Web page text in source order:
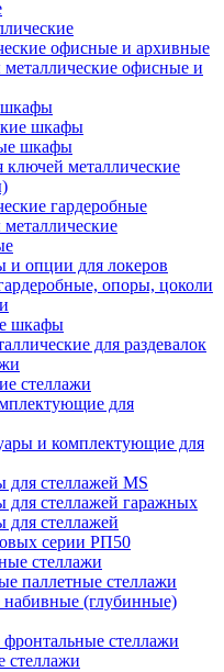
офисные и архивные
офисные и
шкафы
шкафы
металлические
гардеробные
и опции для локеров
опоры, цоколи
шкафы
для раздевалок
стеллажи
для
и комплектующие для
для стеллажей MS
для стеллажей гаражных
для стеллажей
серии РП50
стеллажи
паллетные стеллажи
(глубинные)
стеллажи
стеллажи